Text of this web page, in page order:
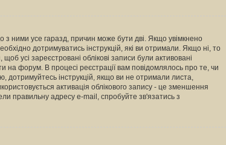
з ними усе гаразд, причин може бути дві. Якщо увімкнено
дотримуватись інструкцій, які ви отримали. Якщо ні, то
усі зареєстровані облікові записи були активовані
на форум. В процесі реєстрації вам повідомлялось про те, чи
дотримуйтесь інструкцій, якщо ви не отримали листа,
активація облікового запису - це зменшення
правильну адресу e-mail, спробуйте зв'язатись з